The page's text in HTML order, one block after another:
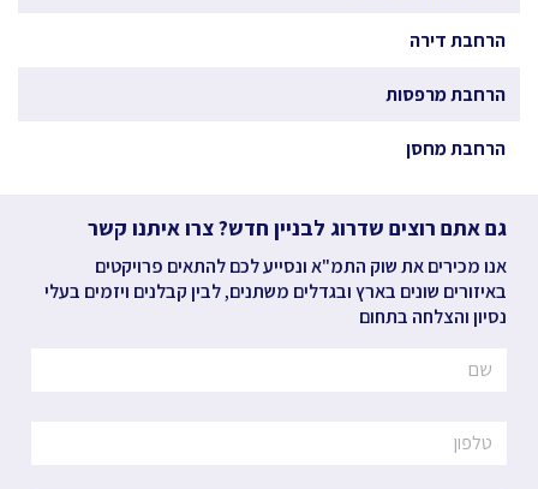
הרחבת דירה
הרחבת מרפסות
הרחבת מחסן
גם אתם רוצים שדרוג לבניין חדש? צרו איתנו קשר
אנו מכירים את שוק התמ"א ונסייע לכם להתאים פרויקטים
באיזורים שונים בארץ ובגדלים משתנים, לבין קבלנים ויזמים בעלי
נסיון והצלחה בתחום